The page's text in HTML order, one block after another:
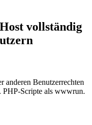
vollständig
anderen Benutzerrechten
PHP-Scripte als wwwrun.